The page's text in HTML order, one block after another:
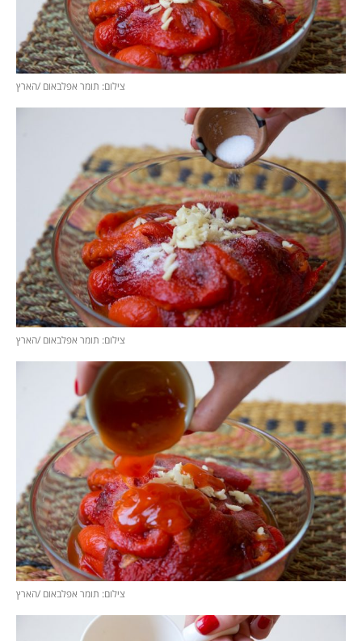
צילום: תומר אפלבאום /הארץ
צילום: תומר אפלבאום /הארץ
צילום: תומר אפלבאום /הארץ